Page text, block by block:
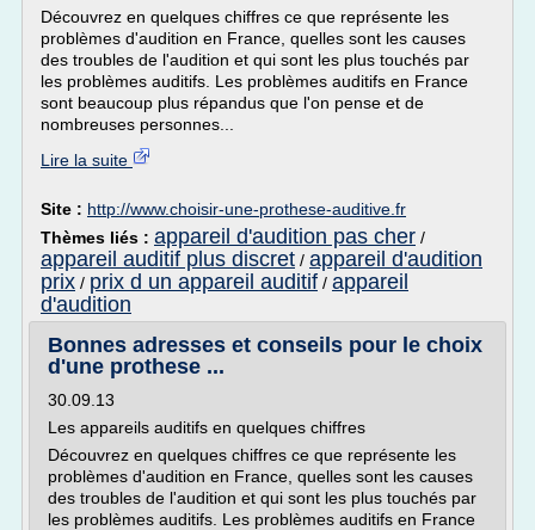
Découvrez en quelques chiffres ce que représente les
problèmes d'audition en France, quelles sont les causes
des troubles de l'audition et qui sont les plus touchés par
les problèmes auditifs. Les problèmes auditifs en France
sont beaucoup plus répandus que l'on pense et de
nombreuses personnes...
Lire la suite
Site : http://www.choisir-une-prothese-auditive.fr
Thèmes liés : appareil d'audition pas cher /
appareil auditif plus discret / appareil d'audition
prix / prix d un appareil auditif / appareil
d'audition
Bonnes adresses et conseils pour le choix
d'une prothese ...
30.09.13
Les appareils auditifs en quelques chiffres
Découvrez en quelques chiffres ce que représente les
problèmes d'audition en France, quelles sont les causes
des troubles de l'audition et qui sont les plus touchés par
les problèmes auditifs. Les problèmes auditifs en France